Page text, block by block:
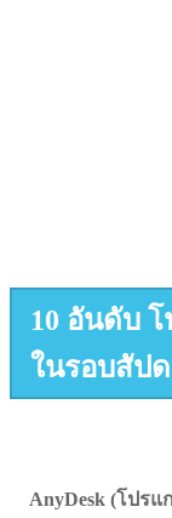
10 อันดับ
ในรอบสัป
AnyDesk (โปร